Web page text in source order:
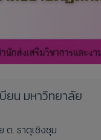
ยน มหาวิทยาลัย
ต. ธาตุเชิงชุม